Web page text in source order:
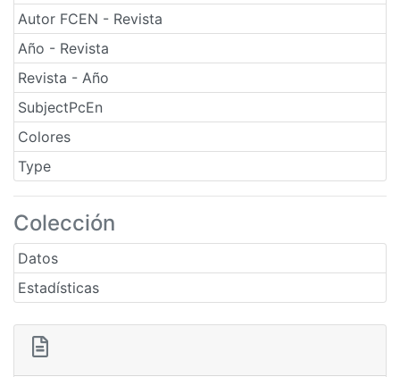
Autor FCEN - Revista
Año - Revista
Revista - Año
SubjectPcEn
Colores
Type
Colección
Datos
Estadísticas